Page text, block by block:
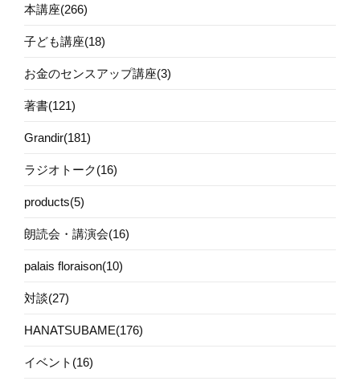
本講座(266)
子ども講座(18)
お金のセンスアップ講座(3)
著書(121)
Grandir(181)
ラジオトーク(16)
products(5)
朗読会・講演会(16)
palais floraison(10)
対談(27)
HANATSUBAME(176)
イベント(16)